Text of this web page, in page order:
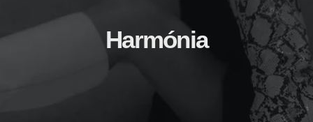
Keresés
Harmónia